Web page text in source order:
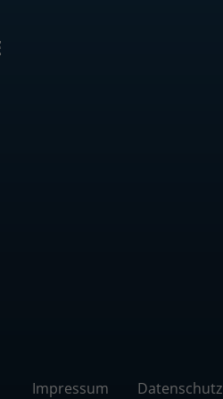
Impressum Datenschutz